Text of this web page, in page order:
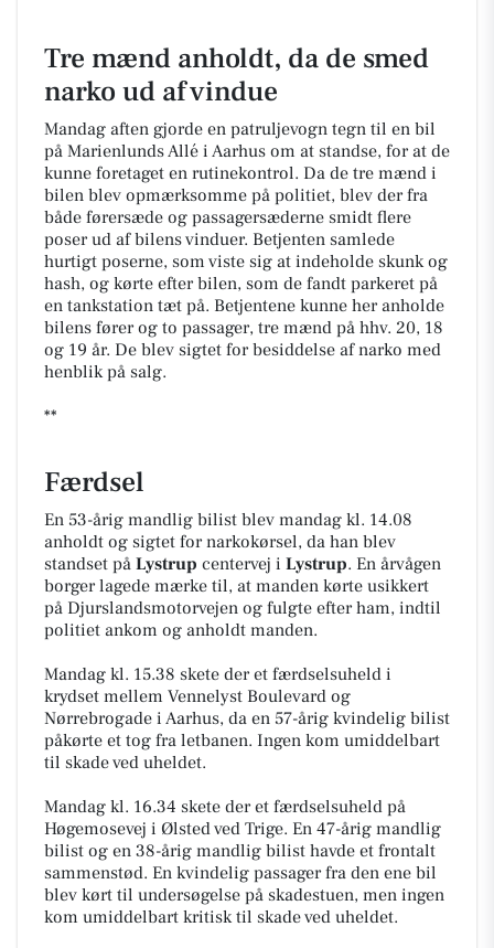
Tre mænd anholdt, da de smed
narko ud af vindue
Mandag aften gjorde en patruljevogn tegn til en bil
på Marienlunds Allé i Aarhus om at standse, for at de
kunne foretaget en rutinekontrol. Da de tre mænd i
bilen blev opmærksomme på politiet, blev der fra
både førersæde og passagersæderne smidt flere
poser ud af bilens vinduer. Betjenten samlede
hurtigt poserne, som viste sig at indeholde skunk og
hash, og kørte efter bilen, som de fandt parkeret på
en tankstation tæt på. Betjentene kunne her anholde
bilens fører og to passager, tre mænd på hhv. 20, 18
og 19 år. De blev sigtet for besiddelse af narko med
henblik på salg.
**
Færdsel
En 53-årig mandlig bilist blev mandag kl. 14.08
anholdt og sigtet for narkokørsel, da han blev
standset på Lystrup centervej i Lystrup. En årvågen
borger lagede mærke til, at manden kørte usikkert
på Djurslandsmotorvejen og fulgte efter ham, indtil
politiet ankom og anholdt manden.
Mandag kl. 15.38 skete der et færdselsuheld i
krydset mellem Vennelyst Boulevard og
Nørrebrogade i Aarhus, da en 57-årig kvindelig bilist
påkørte et tog fra letbanen. Ingen kom umiddelbart
til skade ved uheldet.
Mandag kl. 16.34 skete der et færdselsuheld på
Høgemosevej i Ølsted ved Trige. En 47-årig mandlig
bilist og en 38-årig mandlig bilist havde et frontalt
sammenstød. En kvindelig passager fra den ene bil
blev kørt til undersøgelse på skadestuen, men ingen
kom umiddelbart kritisk til skade ved uheldet.